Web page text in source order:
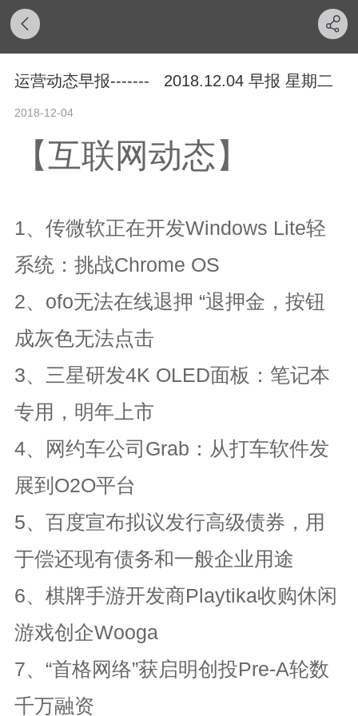
运营动态早报------- 2018.12.04 早报 星期二
2018-12-04
【互联网动态】
1、传微软正在开发Windows Lite轻
系统：挑战Chrome OS
2、ofo无法在线退押 “退押金，按钮
成灰色无法点击
3、三星研发4K OLED面板：笔记本
专用，明年上市
4、网约车公司Grab：从打车软件发
展到O2O平台
5、百度宣布拟议发行高级债券，用
于偿还现有债务和一般企业用途
6、棋牌手游开发商Playtika收购休闲
游戏创企Wooga
7、“首格网络”获启明创投Pre-A轮数
千万融资